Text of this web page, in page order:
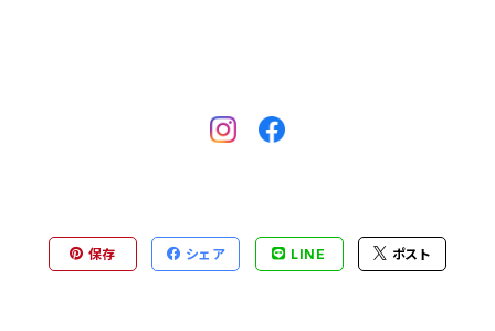
保存 シェア LINE ポスト